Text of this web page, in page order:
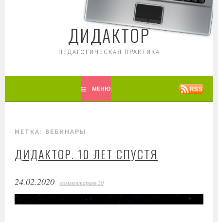
ДИДАКТОР
ПЕДАГОГИЧЕСКАЯ ПРАКТИКА
МЕНЮ
МЕТКА: ВЕБИНАРЫ
ДИДАКТОР. 10 ЛЕТ СПУСТЯ
24.02.2020 комментариев 20